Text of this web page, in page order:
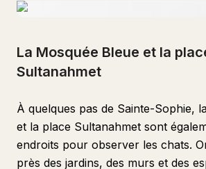
La Mosquée Bleue et la
Sultanahmet
À quelques pas de Sainte-Sophie,
et la place Sultanahmet sont
endroits pour observer les chats.
près des jardins, des murs et des